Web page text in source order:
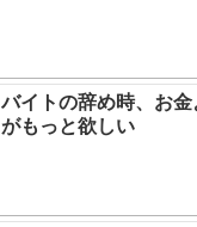
バイトの辞め時、お
がもっと欲しい